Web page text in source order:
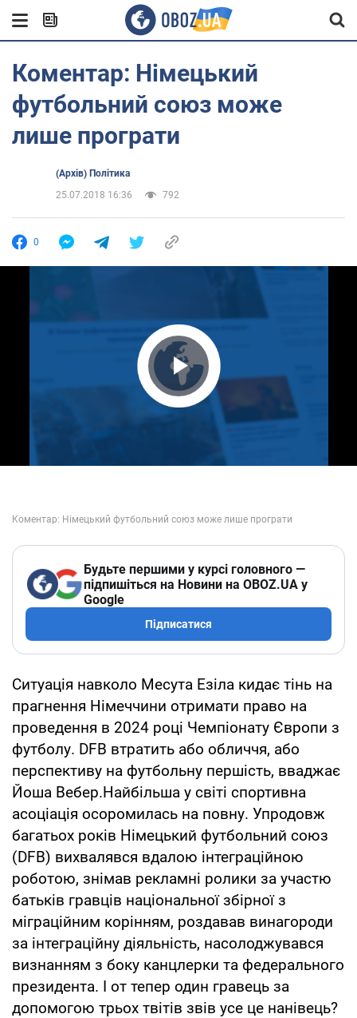
Коментар: Німецький
футбольний союз може
лише програти
(Архів) Політика
25.07.2018 16:36
792
0
Play Video
Будьте першими у курсі головного —
підпишіться на Новини на OBOZ.UA у
Google
Підписатися
Ситуація навколо Месута Езіла кидає тінь на
прагнення Німеччини отримати право на
проведення в 2024 році Чемпіонату Європи з
футболу. DFB втратить або обличчя, або
перспективу на футбольну першість, вваджає
Йоша Вебер.Найбільша у світі спортивна
асоціація осоромилась на повну. Упродовж
багатьох років Німецький футбольний союз
(DFB) вихвалявся вдалою інтеграційною
роботою, знімав рекламні ролики за участю
батьків гравців національної збірної з
міграційним корінням, роздавав винагороди
за інтеграційну діяльність, насолоджувався
визнанням з боку канцлерки та федерального
президента. І от тепер один гравець за
допомогою трьох твітів звів усе це нанівець?